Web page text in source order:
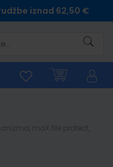
iznad 62,50 €